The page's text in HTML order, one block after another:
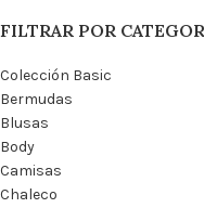
FILTRAR POR
Colección Basic
Bermudas
Blusas
Body
Camisas
Chaleco